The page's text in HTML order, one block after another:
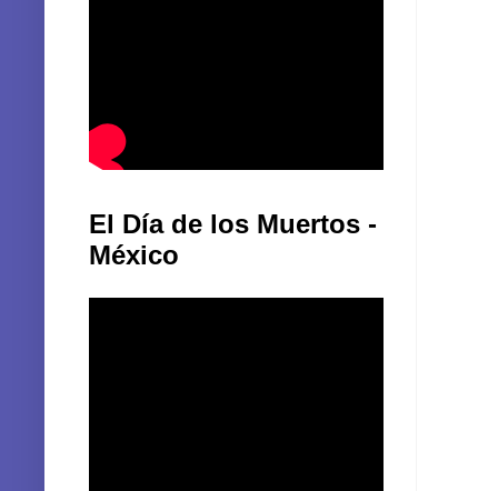
El Día de los Muertos -
México